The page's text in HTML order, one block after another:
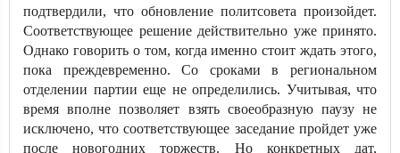
подтвердили, что обновление политсовета произойдет.
Соответствующее решение действительно уже принято.
Однако говорить о том, когда именно стоит ждать этого,
пока преждевременно. Со сроками в региональном
отделении партии еще не определились. Учитывая, что
время вполне позволяет взять своеобразную паузу не
исключено, что соответствующее заседание пройдет уже
после новогодних торжеств. Но конкретных дат,